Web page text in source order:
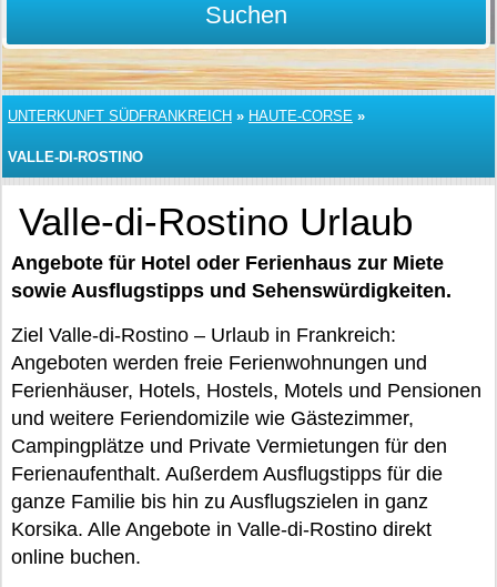
Suchen
UNTERKUNFT SÜDFRANKREICH » HAUTE-CORSE »
VALLE-DI-ROSTINO
Valle-di-Rostino Urlaub
Angebote für Hotel oder Ferienhaus zur Miete
sowie Ausflugstipps und Sehenswürdigkeiten.
Ziel Valle-di-Rostino – Urlaub in Frankreich:
Angeboten werden freie Ferienwohnungen und
Ferienhäuser, Hotels, Hostels, Motels und Pensionen
und weitere Feriendomizile wie Gästezimmer,
Campingplätze und Private Vermietungen für den
Ferienaufenthalt. Außerdem Ausflugstipps für die
ganze Familie bis hin zu Ausflugszielen in ganz
Korsika. Alle Angebote in Valle-di-Rostino direkt
online buchen.